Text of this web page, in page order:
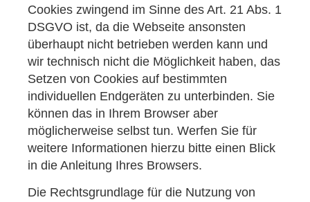
Cookies zwingend im Sinne des Art. 21 Abs. 1
DSGVO ist, da die Webseite ansonsten
überhaupt nicht betrieben werden kann und
wir technisch nicht die Möglichkeit haben, das
Setzen von Cookies auf bestimmten
individuellen Endgeräten zu unterbinden. Sie
können das in Ihrem Browser aber
möglicherweise selbst tun. Werfen Sie für
weitere Informationen hierzu bitte einen Blick
in die Anleitung Ihres Browsers.
Die Rechtsgrundlage für die Nutzung von